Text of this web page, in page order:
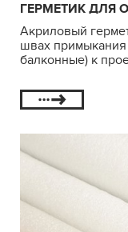
ГЕРМЕТИК ДЛЯ
Акриловый
швах
балконные) к